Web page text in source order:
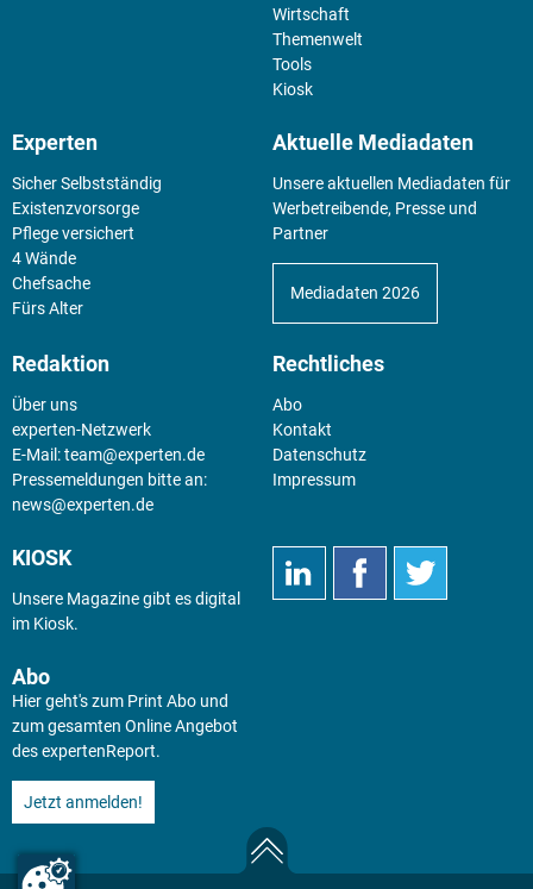
Wirtschaft
Themenwelt
Tools
Kiosk
Experten
Sicher Selbstständig
Existenz­vorsorge
Pflege versichert
4 Wände
Chefsache
Fürs Alter
Aktuelle Mediadaten
Unsere aktuellen Mediadaten für
Werbetreibende, Presse und
Partner
Mediadaten 2026
Redaktion
Über uns
experten-Netzwerk
E-Mail:team@experten.de
Pressemeldungen bitte an:
news@experten.de
Rechtliches
Abo
Kontakt
Datenschutz
Impressum
KIOSK
Unsere Magazine gibt es digital
im Kiosk.
Abo
Hier geht's zum Print Abo und
zum gesamten Online Angebot
des expertenReport.
Jetzt anmelden!